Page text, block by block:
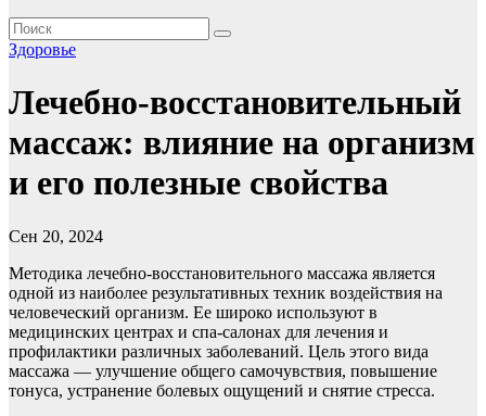
Здоровье
Лечебно-восстановительный
массаж: влияние на организм
и его полезные свойства
Сен 20, 2024
Методика лечебно-восстановительного массажа является
одной из наиболее результативных техник воздействия на
человеческий организм. Ее широко используют в
медицинских центрах и спа-салонах для лечения и
профилактики различных заболеваний. Цель этого вида
массажа — улучшение общего самочувствия, повышение
тонуса, устранение болевых ощущений и снятие стресса.